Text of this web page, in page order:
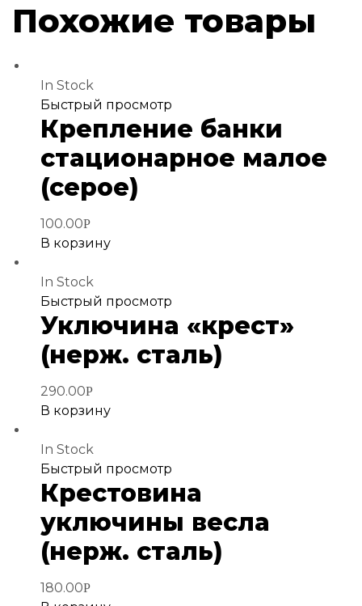
Похожие товары
In Stock
Добавить
в
избранное
Быстрый просмотр
Крепление банки
стационарное малое
(серое)
100.00Р
В корзину
In Stock
Добавить
в
Быстрый просмотр
Уключина «крест»
(нерж. сталь)
290.00Р
В корзину
In Stock
Добавить
в
избранное
Быстрый просмотр
Крестовина
уключины весла
(нерж. сталь)
180.00Р